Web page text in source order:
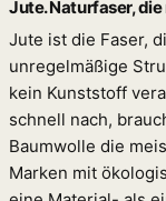
Jute. Naturfaser,
Jute ist die Faser,
unregelmäßige
kein Kunststoff
schnell nach,
Baumwolle die
Marken mit